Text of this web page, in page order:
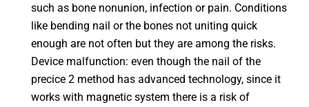
such as bone nonunion, infection or pain. Conditions
like bending nail or the bones not uniting quick
enough are not often but they are among the risks.
Device malfunction: even though the nail of the
precice 2 method has advanced technology, since it
works with magnetic system there is a risk of